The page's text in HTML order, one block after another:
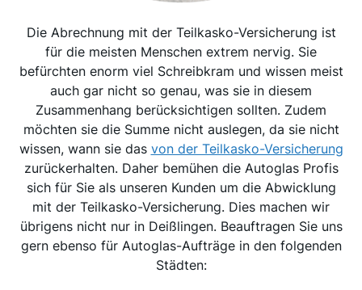
Die Abrechnung mit der Teilkasko-Versicherung ist
für die meisten Menschen extrem nervig. Sie
befürchten enorm viel Schreibkram und wissen meist
auch gar nicht so genau, was sie in diesem
Zusammenhang berücksichtigen sollten. Zudem
möchten sie die Summe nicht auslegen, da sie nicht
wissen, wann sie das von der Teilkasko-Versicherung
zurückerhalten. Daher bemühen die Autoglas Profis
sich für Sie als unseren Kunden um die Abwicklung
mit der Teilkasko-Versicherung. Dies machen wir
übrigens nicht nur in Deißlingen. Beauftragen Sie uns
gern ebenso für Autoglas-Aufträge in den folgenden
Städten: